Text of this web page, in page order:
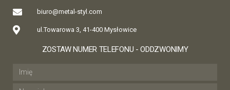
biuro@metal-styl.com
ul.Towarowa 3, 41-400 Mysłowice
ZOSTAW NUMER TELEFONU - ODDZWONIMY